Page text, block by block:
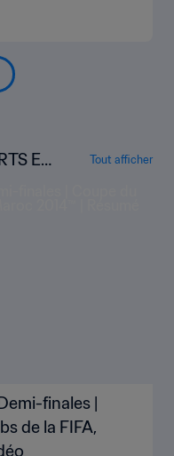
EN
Tout afficher
finales |
de la FIFA,